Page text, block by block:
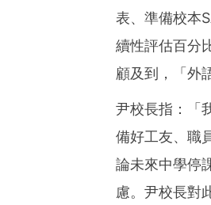
表、準備校本
續性評估百分
顧及到，「外
尹校長指：「
備好工友、職
論未來中學停
慮。尹校長對